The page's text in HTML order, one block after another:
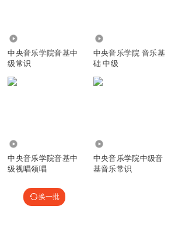
中央音乐学院音基中
级常识
中央音乐学院 音乐基
础 中级
中央音乐学院音基中
级视唱领唱
中央音乐学院中级音
基音乐常识
换一批